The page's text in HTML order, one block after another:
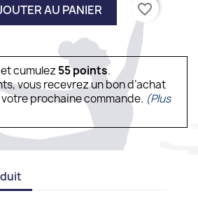
AU PANIER favorite_border
cumulez 55points.
vous recevrez un bon d’achat
prochaine commande. (Plus